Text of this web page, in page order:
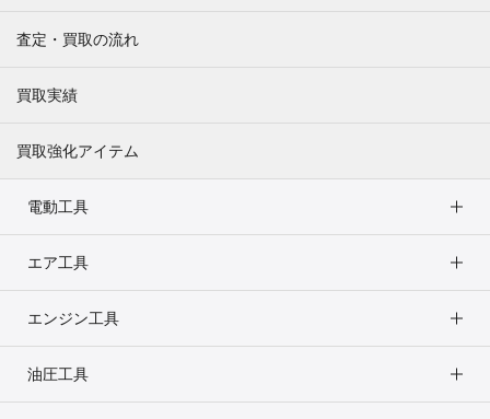
査定・買取の流れ
買取実績
買取強化アイテム
電動工具
エア工具
エンジン工具
油圧工具